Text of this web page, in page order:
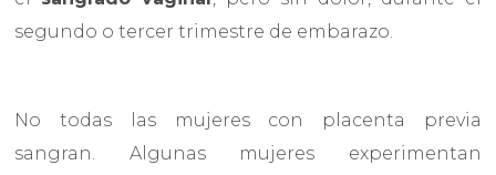
segundo o tercer trimestre de embarazo.
No todas las mujeres con placenta previa
sangran. Algunas mujeres experimentan